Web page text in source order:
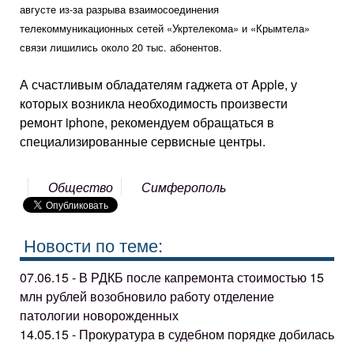
августе из-за разрыва взаимосоединения
телекоммуникационных сетей «Укртелекома» и «Крымтела»
связи лишились около 20 тыс. абонентов.
А счастливым обладателям гаджета от Apple, у
которых возникла необходимость произвести
ремонт iphone, рекомендуем обращаться в
специализированные сервисные центры.
Общество Симферополь
Новости по теме:
07.06.15 - В РДКБ после капремонта стоимостью 15
млн рублей возобновило работу отделение
патологии новорожденных
14.05.15 - Прокуратура в судебном порядке добилась